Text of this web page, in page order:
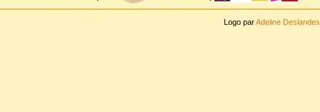
Logo parAdeline Deslandes